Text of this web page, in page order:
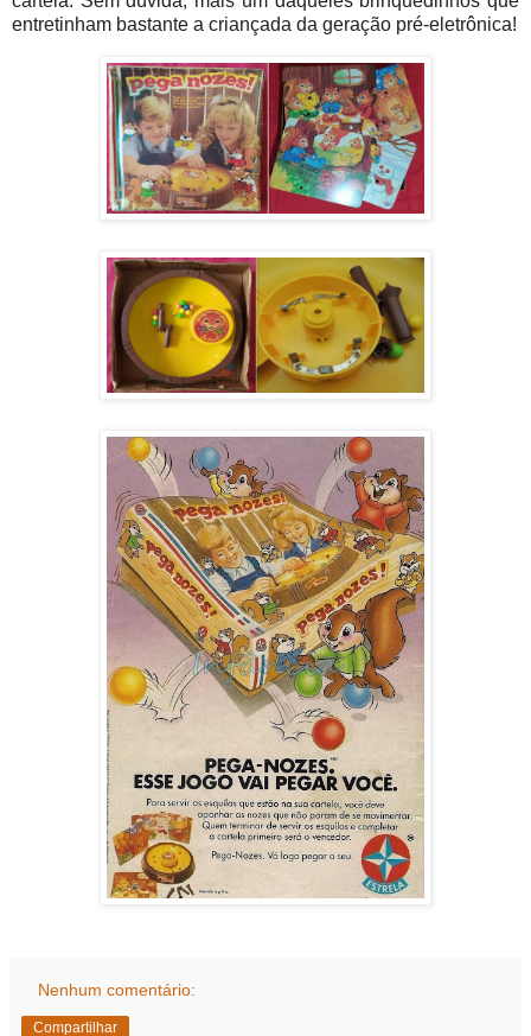
entretinham bastante a criançada da geração pré-eletrônica!
Nenhum comentário:
Compartilhar